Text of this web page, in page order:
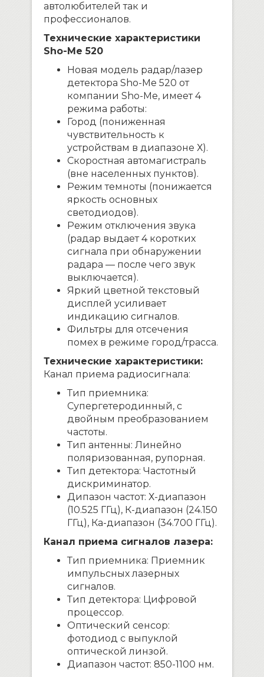
автолюбителей так и
профессионалов.
Технические характеристики
Sho-Me 520
Новая модель радар/лазер
детектора Sho-Me 520 от
компании Sho-Me, имеет 4
режима работы:
Город (пониженная
чувствительность к
устройствам в диапазоне Х).
Скоростная автомагистраль
(вне населенных пунктов).
Режим темноты (понижается
яркость основных
светодиодов).
Режим отключения звука
(радар выдает 4 коротких
сигнала при обнаружении
радара — после чего звук
выключается).
Яркий цветной текстовый
дисплей усиливает
индикацию сигналов.
Фильтры для отсечения
помех в режиме город/трасса.
Технические характеристики:
Канал приема радиосигнала:
Тип приемника:
Супергетеродинный, с
двойным преобразованием
частоты.
Тип антенны: Линейно
поляризованная, рупорная.
Тип детектора: Частотный
дискриминатор.
Дипазон частот: Х-диапазон
(10.525 ГГц), К-диапазон (24.150
ГГц), Ка-диапазон (34.700 ГГц).
Канал приема сигналов лазера:
Тип приемника: Приемник
импульсных лазерных
сигналов.
Тип детектора: Цифровой
процессор.
Оптический сенсор:
фотодиод с выпуклой
оптической линзой.
Диапазон частот: 850-1100 нм.